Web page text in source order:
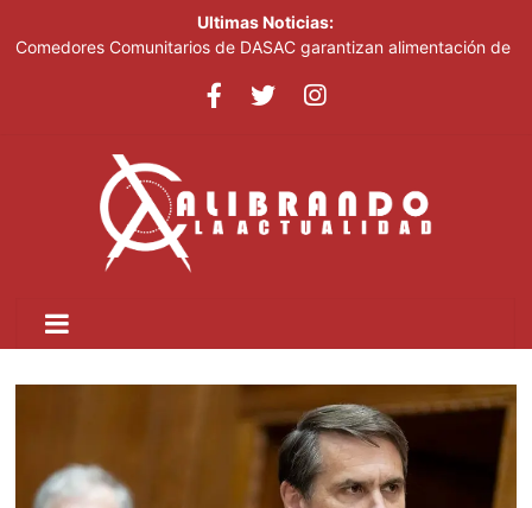
Ultimas Noticias:
Comedores Comunitarios de DASAC garantizan alimentación de
Centroamericanos y del Caribe Santo Domingo 2026
Senado de EE. UU. aprueba nuevo paquete de sanciones a
Italia dice que no acepta ultimátums y mantendrá la suspensión
del Schengen con España
Fransheska Matías gana dos plata en el torneo de pesas de los